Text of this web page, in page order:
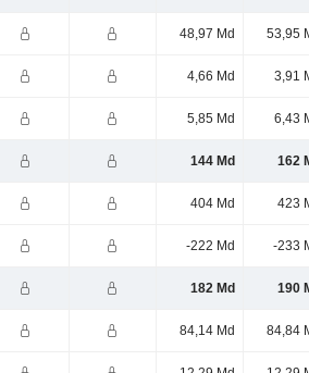
48,97 Md 53,95
4,66 Md 3,91
5,85 Md 6,43
144 Md 162
404 Md 423
-222 Md -233
182 Md 190
84,14 Md 84,84